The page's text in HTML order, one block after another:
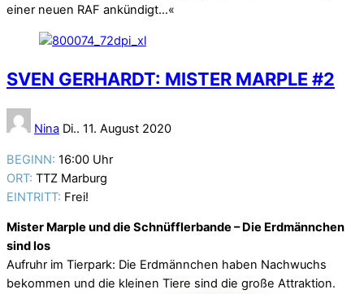
einer neuen RAF ankündigt…«
SVEN GERHARDT: MISTER MARPLE #2
Nina Di.. 11. August 2020
BEGINN: 16:00 Uhr
ORT: TTZ Marburg
EINTRITT: Frei!
Mister Marple und die Schnüfflerbande – Die Erdmännchen
sind los
Aufruhr im Tierpark: Die Erdmännchen haben Nachwuchs
bekommen und die kleinen Tiere sind die große Attraktion.